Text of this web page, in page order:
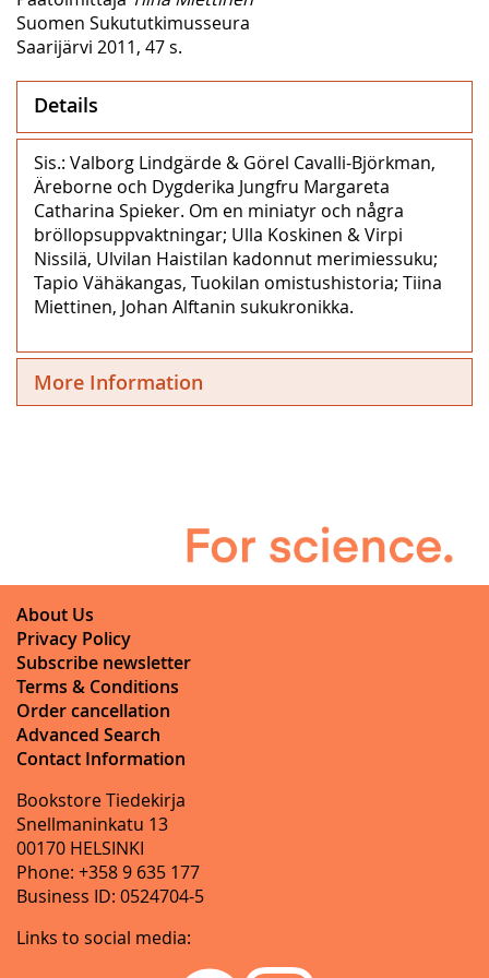
Suomen Sukututkimusseura
Saarijärvi 2011, 47 s.
Details
Sis.: Valborg Lindgärde & Görel Cavalli-Björkman,
Äreborne och Dygderika Jungfru Margareta
Catharina Spieker. Om en miniatyr och några
bröllopsuppvaktningar; Ulla Koskinen & Virpi
Nissilä, Ulvilan Haistilan kadonnut merimiessuku;
Tapio Vähäkangas, Tuokilan omistushistoria; Tiina
Miettinen, Johan Alftanin sukukronikka.
More Information
About Us
Privacy Policy
Subscribe newsletter
Terms & Conditions
Order cancellation
Advanced Search
Contact Information
Bookstore Tiedekirja
Snellmaninkatu 13
00170 HELSINKI
Phone: +358 9 635 177
Business ID: 0524704-5
Links to social media: